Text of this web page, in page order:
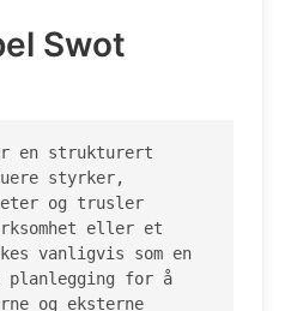
Swot
er en strukturert
styrker,
og trusler
eller et
vanligvis som en
for å
og eksterne